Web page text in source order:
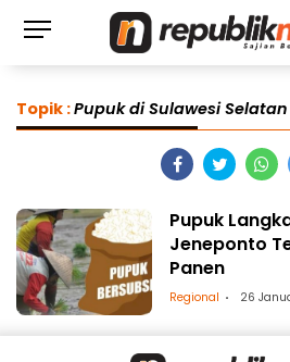
Topik :Pupuk di Sulawesi Selatan
Pupuk
Jeneponto
Panen
Regional 26